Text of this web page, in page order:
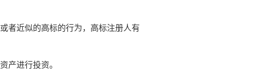
近似的高标的行为，高标注册人有
产进行投资。